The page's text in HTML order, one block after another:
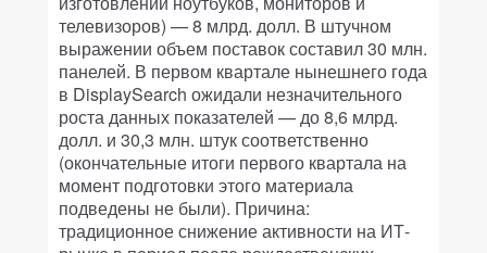
телевизоров) — 8 млрд. долл. В штучном
выражении объем поставок составил 30 млн.
панелей. В первом квартале нынешнего года
в DisplaySearch ожидали незначительного
роста данных показателей — до 8,6 млрд.
долл. и 30,3 млн. штук соответственно
(окончательные итоги первого квартала на
момент подготовки этого материала
подведены не были). Причина:
традиционное снижение активности на ИТ-